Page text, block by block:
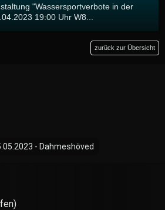
"Wassersportverbote in der
19:00 Uhr W8...
zurück zur Übersicht
- Dahmeshöved